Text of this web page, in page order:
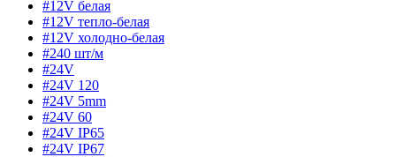
#12V белая
#12V тепло-белая
#12V холодно-белая
#240 шт/м
#24V
#24V 120
#24V 5mm
#24V 60
#24V IP65
#24V IP67